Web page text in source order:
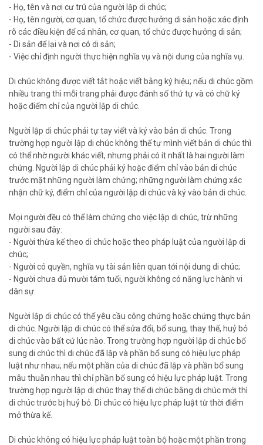
- Họ, tên và nơi cư trú của người lập di chúc;
- Họ, tên người, cơ quan, tổ chức được hưởng di sản hoặc xác định
rõ các điều kiện để cá nhân, cơ quan, tổ chức được hưởng di sản;
- Di sản để lại và nơi có di sản;
- Việc chỉ định người thực hiện nghĩa vụ và nội dung của nghĩa vụ.
Di chúc không được viết tắt hoặc viết bằng ký hiệu; nếu di chúc gồm
nhiều trang thì mỗi trang phải được đánh số thứ tự và có chữ ký
hoặc điểm chỉ của người lập di chúc.
Người lập di chúc phải tự tay viết và ký vào bản di chúc. Trong
trường hợp người lập di chúc không thể tự mình viết bản di chúc thì
có thể nhờ người khác viết, nhưng phải có ít nhất là hai người làm
chứng. Người lập di chúc phải ký hoặc điểm chỉ vào bản di chúc
trước mặt những người làm chứng; những người làm chứng xác
nhận chữ ký, điểm chỉ của người lập di chúc và ký vào bản di chúc.
Mọi người đều có thể làm chứng cho việc lập di chúc, trừ những
người sau đây:
- Người thừa kế theo di chúc hoặc theo pháp luật của người lập di
chúc;
- Người có quyền, nghĩa vụ tài sản liên quan tới nội dung di chúc;
- Người chưa đủ mười tám tuổi, người không có năng lực hành vi
dân sự.
Người lập di chúc có thể yêu cầu công chứng hoặc chứng thực bản
di chúc. Người lập di chúc có thể sửa đổi, bổ sung, thay thế, huỷ bỏ
di chúc vào bất cứ lúc nào. Trong trường hợp người lập di chúc bổ
sung di chúc thì di chúc đã lập và phần bổ sung có hiệu lực pháp
luật như nhau; nếu một phần của di chúc đã lập và phần bổ sung
mâu thuẫn nhau thì chỉ phần bổ sung có hiệu lực pháp luật. Trong
trường hợp người lập di chúc thay thế di chúc bằng di chúc mới thì
di chúc trước bị huỷ bỏ. Di chúc có hiệu lực pháp luật từ thời điểm
mở thừa kế.
Di chúc không có hiệu lực pháp luật toàn bộ hoặc một phần trong